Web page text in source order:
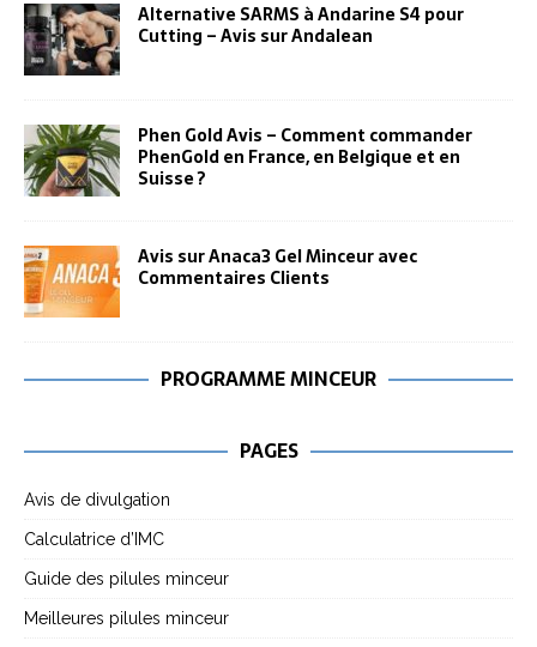
Alternative SARMS à Andarine S4 pour
Cutting – Avis sur Andalean
Phen Gold Avis – Comment commander
PhenGold en France, en Belgique et en
Suisse ?
Avis sur Anaca3 Gel Minceur avec
Commentaires Clients
PROGRAMME MINCEUR
PAGES
Avis de divulgation
Calculatrice d’IMC
Guide des pilules minceur
Meilleures pilules minceur